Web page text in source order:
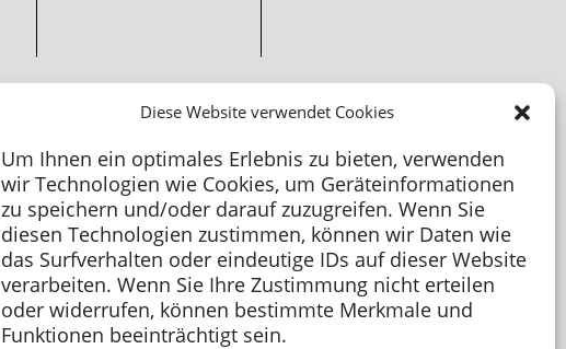
Diese Website verwendet Cookies
Um Ihnen ein optimales Erlebnis zu bieten, verwenden
wir Technologien wie Cookies, um Geräteinformationen
zu speichern und/oder darauf zuzugreifen. Wenn Sie
diesen Technologien zustimmen, können wir Daten wie
das Surfverhalten oder eindeutige IDs auf dieser Website
verarbeiten. Wenn Sie Ihre Zustimmung nicht erteilen
oder widerrufen, können bestimmte Merkmale und
Funktionen beeinträchtigt sein.